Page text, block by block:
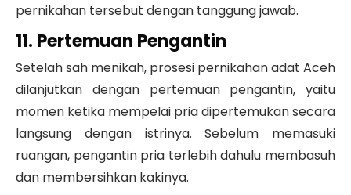
pernikahan tersebut dengan tanggung jawab.
11. Pertemuan Pengantin
Setelah sah menikah, prosesi pernikahan adat Aceh
dilanjutkan dengan pertemuan pengantin, yaitu
momen ketika mempelai pria dipertemukan secara
langsung dengan istrinya. Sebelum memasuki
ruangan, pengantin pria terlebih dahulu membasuh
dan membersihkan kakinya.